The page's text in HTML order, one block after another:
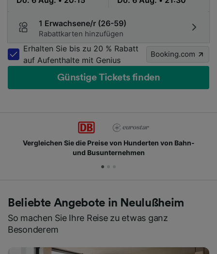
1 Erwachsene/r (26-59)
Rabattkarten hinzufügen
Erhalten Sie bis zu 20 % Rabatt
auf Aufenthalte mit Genius
Booking.com
Günstige Tickets finden
von Bahn-
Schließen Sie sich Millionen
Beliebte Angebote in Neulußheim
So machen Sie Ihre Reise zu etwas ganz
Besonderem